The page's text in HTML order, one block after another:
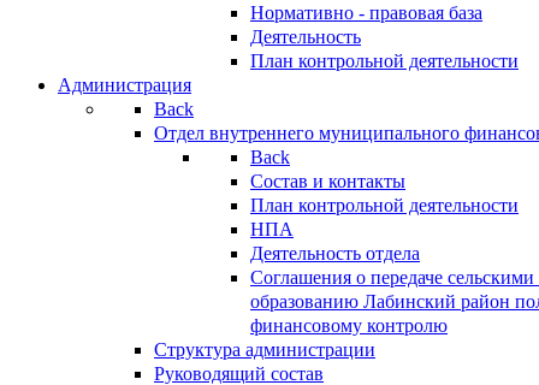
Нормативно - правовая база
Деятельность
План контрольной деятельности
Администрация
Back
Отдел внутреннего муниципального
Back
Состав и контакты
План контрольной деятельности
НПА
Деятельность отдела
Соглашения о передаче
образованию Лабинский район
финансовому контролю
Структура администрации
Руководящий состав